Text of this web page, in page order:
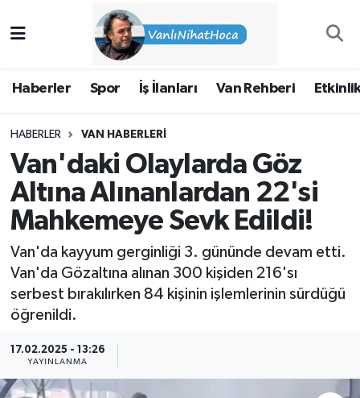
Haberler Spor İş İlanları Van Rehberi
HABERLER VAN HABERLERI
Van'daki Olaylarda Göz
Altına Alınanlardan 22'si
Mahkemeye Sevk Edildi!
Van'da kayyum gerginliği 3. gününde devam etti.
Van'da Gözaltına alınan 300 kişiden 216'sı
serbest bırakılırken 84 kişinin işlemlerinin sürdüğü
öğrenildi.
17.02.2025 - 13:26
YAYINLANMA
Van Rehberi
Etkinlikler
Köşe Yazıları
Hakkımda
İpekyolu Nöbetçi Eczaneler
Süper Lig Puan Durumu ve Fikstür
Tüm Manşetler
Son Dakika Haberleri
Haber Arşivi